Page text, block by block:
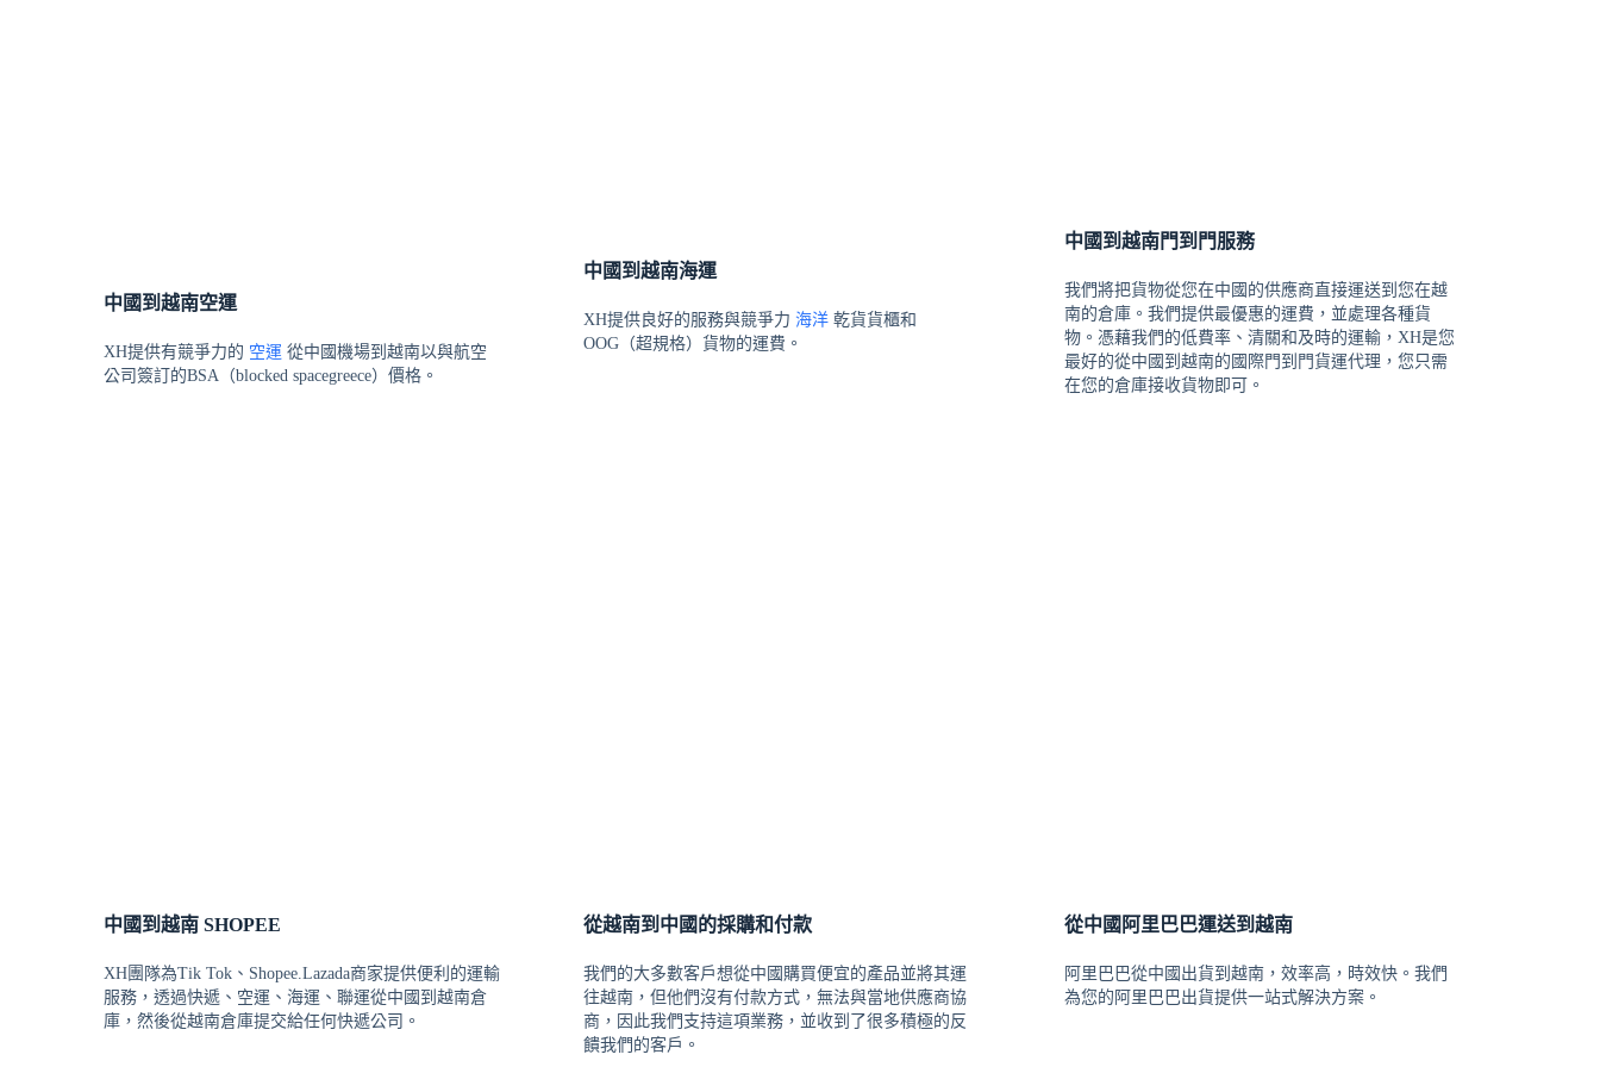
中國到越南空運
XH提供有競爭力的 空運 從中國機場到越南以與航空
公司簽訂的BSA（blocked spacegreece）價格。
中國到越南海運
XH提供良好的服務與競爭力海洋 乾貨貨櫃和
OOG（超規格）貨物的運費。
中國到越南門到門服務
我們將把貨物從您在中國的供應商直接運送到您在越
南的倉庫。我們提供最優惠的運費，並處理各種貨
物。憑藉我們的低費率、清關和及時的運輸，XH是您
最好的從中國到越南的國際門到門貨運代理，您只需
在您的倉庫接收貨物即可。
中國到越南 SHOPEE
XH團隊為Tik Tok、Shopee.Lazada商家提供便利的運輸
服務，透過快遞、空運、海運、聯運從中國到越南倉
庫，然後從越南倉庫提交給任何快遞公司。
從越南到中國的採購和付款
我們的大多數客戶想從中國購買便宜的產品並將其運
往越南，但他們沒有付款方式，無法與當地供應商協
商，因此我們支持這項業務，並收到了很多積極的反
饋我們的客戶。
從中國阿里巴巴運送到越南
阿里巴巴從中國出貨到越南，效率高，時效快。我們
為您的阿里巴巴出貨提供一站式解決方案。